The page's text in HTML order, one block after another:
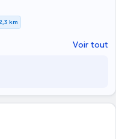
km
Voir tout